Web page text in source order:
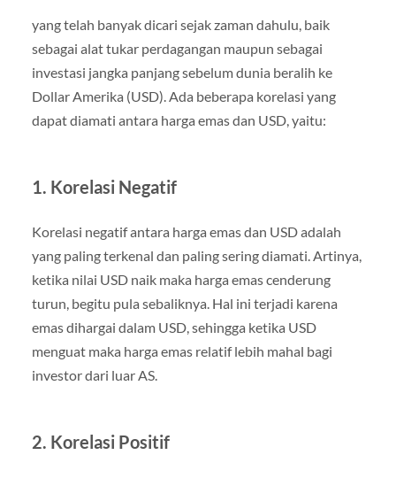
yang telah banyak dicari sejak zaman dahulu, baik
sebagai alat tukar perdagangan maupun sebagai
investasi jangka panjang sebelum dunia beralih ke
Dollar Amerika (USD). Ada beberapa korelasi yang
dapat diamati antara harga emas dan USD, yaitu:
1. Korelasi Negatif
Korelasi negatif antara harga emas dan USD adalah
yang paling terkenal dan paling sering diamati. Artinya,
ketika nilai USD naik maka harga emas cenderung
turun, begitu pula sebaliknya. Hal ini terjadi karena
emas dihargai dalam USD, sehingga ketika USD
menguat maka harga emas relatif lebih mahal bagi
investor dari luar AS.
2. Korelasi Positif